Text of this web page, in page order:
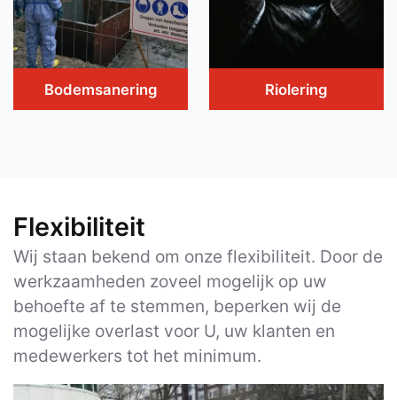
Bodemsanering Riolering
Flexibiliteit
Wij staan bekend om onze flexibiliteit. Door de
werkzaamheden zoveel mogelijk op uw
behoefte af te stemmen, beperken wij de
mogelijke overlast voor U, uw klanten en
medewerkers tot het minimum.